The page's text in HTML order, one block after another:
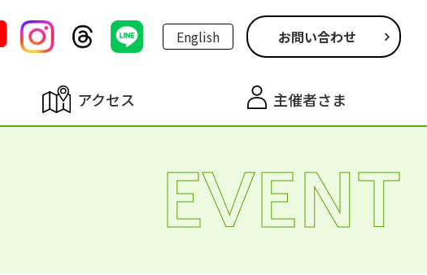
English お問い合わせ
アクセス 主催者さま
EVENT